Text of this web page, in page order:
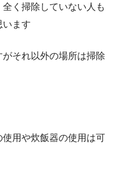
く掃除していない人も
います
がそれ以外の場所は掃除
用や炊飯器の使用は可